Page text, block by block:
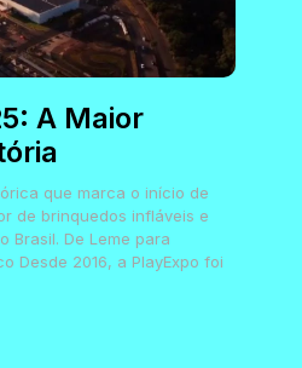
A Maior
que marca o início de
de brinquedos infláveis e
Brasil. De Leme para
Desde 2016, a PlayExpo foi